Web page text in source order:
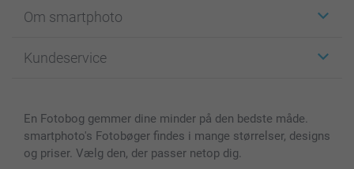
Fotokort
Fotobøger
Cover til mobil & tablet
MyNameBook
Om smartphoto
For affiliate
Sitemap
Betingelser og garantier
Kundeservice
smartbonus
Priser & betaling
En Fotobog gemmer dine minder på den bedste måde.
smartphoto's Fotobøger findes i mange størrelser, designs
og priser. Vælg den, der passer netop dig.